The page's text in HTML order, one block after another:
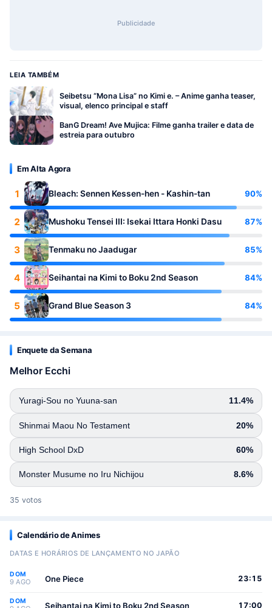
Publicidade
LEIA TAMBÉM
Seibetsu “Mona Lisa” no Kimi e. – Anime ganha teaser,
visual, elenco principal e staff
BanG Dream! Ave Mujica: Filme ganha trailer e data de
estreia para outubro
Em Alta Agora
1 Bleach: Sennen Kessen-hen - Kashin-tan 90%
2 Mushoku Tensei III: Isekai Ittara Honki Dasu 87%
3 Tenmaku no Jaadugar 85%
4 Seihantai na Kimi to Boku 2nd Season 84%
5 Grand Blue Season 3 84%
Enquete da Semana
Melhor Ecchi
Yuragi-Sou no Yuuna-san 11.4%
Shinmai Maou No Testament 20%
High School DxD 60%
Monster Musume no Iru Nichijou 8.6%
35 votos
Calendário de Animes
DATAS E HORÁRIOS DE LANÇAMENTO NO JAPÃO
DOM
9 AGO One Piece 23:15
DOM Seihantai na Kimi to Boku 2nd Season 17:00